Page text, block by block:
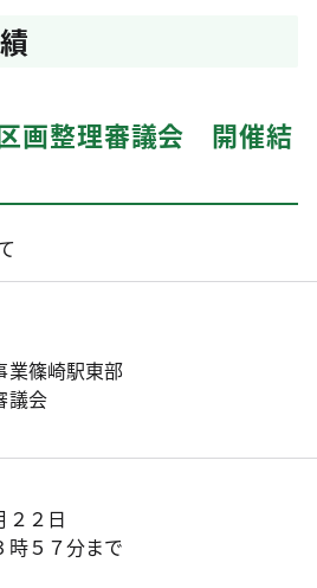
画整理審議会 開催結
業篠崎駅東部
議会
２２日
時５７分まで